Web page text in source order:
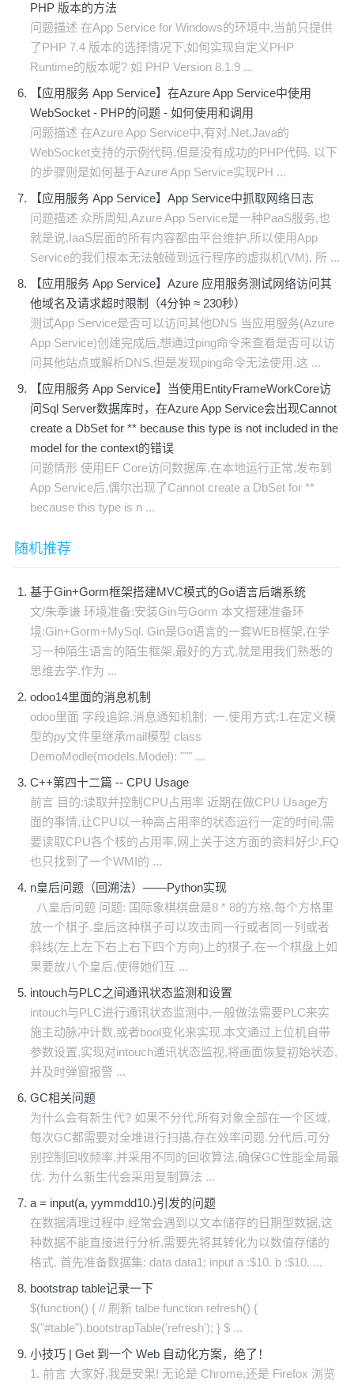
PHP 版本的方法
问题描述 在App Service for Windows的环境中,当前只提供
了PHP 7.4 版本的选择情况下,如何实现自定义PHP
Runtime的版本呢? 如 PHP Version 8.1.9 ...
【应用服务 App Service】在Azure App Service中使用
WebSocket - PHP的问题 - 如何使用和调用
问题描述 在Azure App Service中,有对.Net,Java的
WebSocket支持的示例代码,但是没有成功的PHP代码. 以下
的步骤则是如何基于Azure App Service实现PH ...
【应用服务 App Service】App Service中抓取网络日志
问题描述 众所周知,Azure App Service是一种PaaS服务,也
就是说,IaaS层面的所有内容都由平台维护,所以使用App
Service的我们根本无法触碰到远行程序的虚拟机(VM), 所 ...
【应用服务 App Service】Azure 应用服务测试网络访问其
他域名及请求超时限制（4分钟 ≈ 230秒）
测试App Service是否可以访问其他DNS 当应用服务(Azure
App Service)创建完成后,想通过ping命令来查看是否可以访
问其他站点或解析DNS,但是发现ping命令无法使用.这 ...
【应用服务 App Service】当使用EntityFrameWorkCore访
问Sql Server数据库时，在Azure App Service会出现Cannot
create a DbSet for ** because this type is not included in the
model for the context的错误
问题情形 使用EF Core访问数据库,在本地运行正常,发布到
App Service后,偶尔出现了Cannot create a DbSet for **
because this type is n ...
随机推荐
基于Gin+Gorm框架搭建MVC模式的Go语言后端系统
文/朱季谦 环境准备:安装Gin与Gorm 本文搭建准备环
境:Gin+Gorm+MySql. Gin是Go语言的一套WEB框架,在学
习一种陌生语言的陌生框架,最好的方式,就是用我们熟悉的
思维去学.作为 ...
odoo14里面的消息机制
odoo里面 字段追踪.消息通知机制: 一.使用方式:1.在定义模
型的py文件里继承mail模型 class
DemoModle(models.Model): """ ...
C++第四十二篇 -- CPU Usage
前言 目的:读取并控制CPU占用率 近期在做CPU Usage方
面的事情,让CPU以一种高占用率的状态运行一定的时间,需
要读取CPU各个核的占用率,网上关于这方面的资料好少,FQ
也只找到了一个WMI的 ...
n皇后问题（回溯法）——Python实现
八皇后问题 问题: 国际象棋棋盘是8 * 8的方格,每个方格里
放一个棋子.皇后这种棋子可以攻击同一行或者同一列或者
斜线(左上左下右上右下四个方向)上的棋子.在一个棋盘上如
果要放八个皇后,使得她们互 ...
intouch与PLC之间通讯状态监测和设置
intouch与PLC进行通讯状态监测中,一般做法需要PLC来实
施主动脉冲计数,或者bool变化来实现.本文通过上位机自带
参数设置,实现对intouch通讯状态监视,将画面恢复初始状态,
并及时弹窗报警 ...
GC相关问题
为什么会有新生代? 如果不分代,所有对象全部在一个区域,
每次GC都需要对全堆进行扫描,存在效率问题.分代后,可分
别控制回收频率,并采用不同的回收算法,确保GC性能全局最
优. 为什么新生代会采用复制算法 ...
a = input(a, yymmdd10.)引发的问题
在数据清理过程中,经常会遇到以文本储存的日期型数据,这
种数据不能直接进行分析,需要先将其转化为以数值存储的
格式. 首先准备数据集: data data1; input a :$10. b :$10. ...
bootstrap table记录一下
$(function() { // 刷新 talbe function refresh() {
$("#table").bootstrapTable('refresh'); } $ ...
小技巧 | Get 到一个 Web 自动化方案，绝了！
1. 前言 大家好,我是安果! 无论是 Chrome,还是 Firefox 浏览